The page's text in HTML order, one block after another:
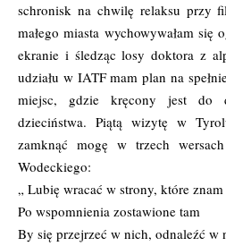
schronisk na chwilę relaksu przy
małego miasta wychowywałam
ekranie i śledząc losy doktora z
udziału w IATF mam plan na
miejsc, gdzie kręcony jest do
dzieciństwa. Piątą wizytę w
zamknąć mogę w trzech
Wodeckiego:
„ Lubię wracać w strony, które znam
Po wspomnienia zostawione tam
By się przejrzeć w nich, odnaleźć w